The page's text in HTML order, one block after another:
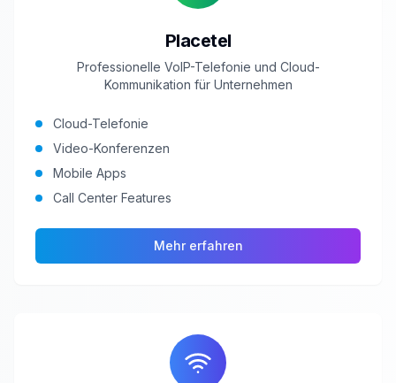
Placetel
Professionelle VoIP-Telefonie und Cloud-
Kommunikation für Unternehmen
Cloud-Telefonie
Video-Konferenzen
Mobile Apps
Call Center Features
Mehr erfahren